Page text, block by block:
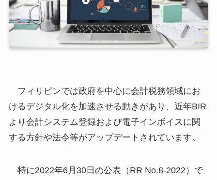
フィリピンでは政府を中心に会計税務領域にお
けるデジタル化を加速させる動きがあり、近年BIR
より会計システム登録および電子インボイスに関
する方針や法令等がアップデートされています。
特に2022年6月30日の公表（RR No.8-2022）で